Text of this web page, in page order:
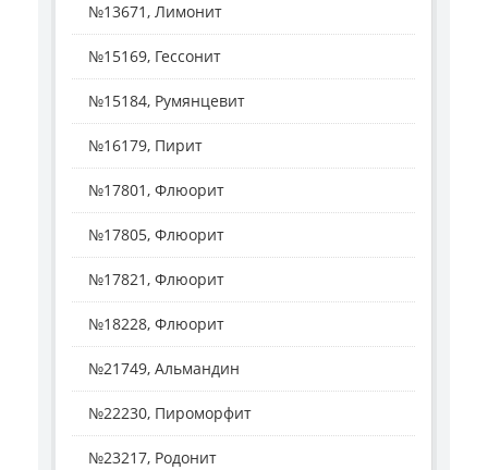
№13671, Лимонит
№15169, Гессонит
№15184, Румянцевит
№16179, Пирит
№17801, Флюорит
№17805, Флюорит
№17821, Флюорит
№18228, Флюорит
№21749, Альмандин
№22230, Пироморфит
№23217, Родонит